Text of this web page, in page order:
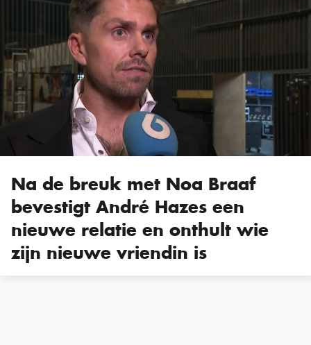
Na de breuk met Noa Braaf
bevestigt André Hazes een
nieuwe relatie en onthult wie
zijn nieuwe vriendin is